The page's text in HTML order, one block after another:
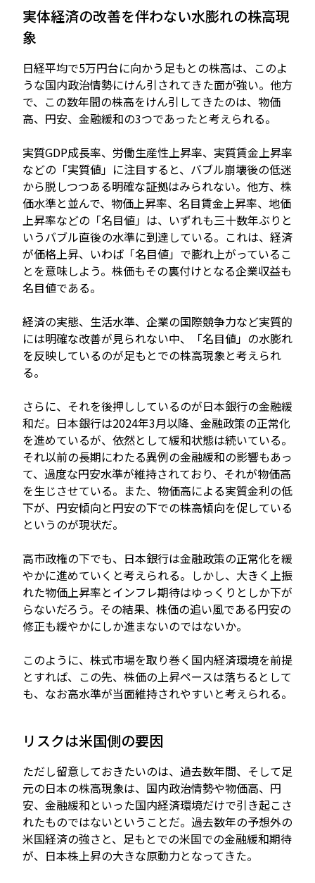
実体経済の改善を伴わない水膨れの株高現
象
日経平均で5万円台に向かう足もとの株高は、このよ
うな国内政治情勢にけん引されてきた面が強い。他方
で、この数年間の株高をけん引してきたのは、物価
高、円安、金融緩和の3つであったと考えられる。
実質GDP成長率、労働生産性上昇率、実質賃金上昇率
などの「実質値」に注目すると、バブル崩壊後の低迷
から脱しつつある明確な証拠はみられない。他方、株
価水準と並んで、物価上昇率、名目賃金上昇率、地価
上昇率などの「名目値」は、いずれも三十数年ぶりと
いうバブル直後の水準に到達している。これは、経済
が価格上昇、いわば「名目値」で膨れ上がっているこ
とを意味しよう。株価もその裏付けとなる企業収益も
名目値である。
経済の実態、生活水準、企業の国際競争力など実質的
には明確な改善が見られない中、「名目値」の水膨れ
を反映しているのが足もとでの株高現象と考えられ
る。
さらに、それを後押ししているのが日本銀行の金融緩
和だ。日本銀行は2024年3月以降、金融政策の正常化
を進めているが、依然として緩和状態は続いている。
それ以前の長期にわたる異例の金融緩和の影響もあっ
て、過度な円安水準が維持されており、それが物価高
を生じさせている。また、物価高による実質金利の低
下が、円安傾向と円安の下での株高傾向を促している
というのが現状だ。
高市政権の下でも、日本銀行は金融政策の正常化を緩
やかに進めていくと考えられる。しかし、大きく上振
れた物価上昇率とインフレ期待はゆっくりとしか下が
らないだろう。その結果、株価の追い風である円安の
修正も緩やかにしか進まないのではないか。
このように、株式市場を取り巻く国内経済環境を前提
とすれば、この先、株価の上昇ペースは落ちるとして
も、なお高水準が当面維持されやすいと考えられる。
リスクは米国側の要因
ただし留意しておきたいのは、過去数年間、そして足
元の日本の株高現象は、国内政治情勢や物価高、円
安、金融緩和といった国内経済環境だけで引き起こさ
れたものではないということだ。過去数年の予想外の
米国経済の強さと、足もとでの米国での金融緩和期待
が、日本株上昇の大きな原動力となってきた。